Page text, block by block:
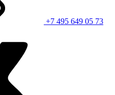
+7 495 649 05 73